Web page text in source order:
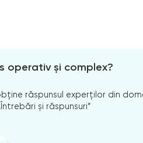
operativ și complex?
răspunsul experților din
și răspunsuri”